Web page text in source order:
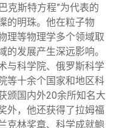
克斯特方程”为代表的
的明珠。他在粒子物
理等物理学多个领域取
发展产生深远影响。
与科学院、俄罗斯科学
等十余个国家和地区科
颁国内外20余所知名大
外，他还获得了拉姆福
克林奖章、科学成就鲍